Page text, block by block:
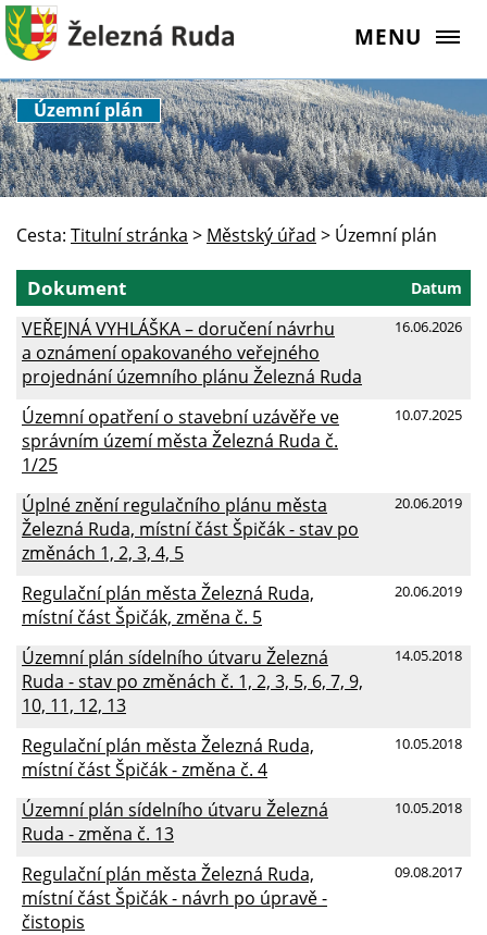
MENU
Územní plán
Cesta: Titulní stránka > Městský úřad > Územní plán
Datum
Dokument
16.06.2026
VEŘEJNÁ VYHLÁŠKA – doručení návrhu
a oznámení opakovaného veřejného
projednání územního plánu Železná Ruda
10.07.2025
Územní opatření o stavební uzávěře ve
správním území města Železná Ruda č.
1/25
20.06.2019
Úplné znění regulačního plánu města
Železná Ruda, místní část Špičák - stav po
změnách 1, 2, 3, 4, 5
20.06.2019
Regulační plán města Železná Ruda,
místní část Špičák, změna č. 5
14.05.2018
Územní plán sídelního útvaru Železná
Ruda - stav po změnách č. 1, 2, 3, 5, 6, 7, 9,
10, 11, 12, 13
10.05.2018
Regulační plán města Železná Ruda,
místní část Špičák - změna č. 4
10.05.2018
Územní plán sídelního útvaru Železná
Ruda - změna č. 13
09.08.2017
Regulační plán města Železná Ruda,
místní část Špičák - návrh po úpravě -
čistopis